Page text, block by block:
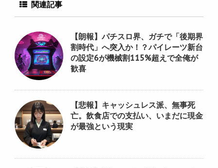
関連記事
【朗報】パチスロ界、ガチで「後期界
割時代」へ突入か！？パイレーツ新台
の設定6が機械割115%超えで全俺が
歓喜
【悲報】キャッシュレス派、無事死
亡。飲食店での支払い、いまだに現金
が最強という現実